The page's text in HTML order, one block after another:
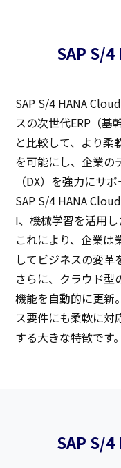
SAP S/4
SAP S/4 HANA
スの次世代ERP（基
と比較して、より柔
を可能にし、企業の
（DX）を強力にサポ
SAP S/4 HANA
I、機械学習を活用し
これにより、企業は
してビジネスの変革
さらに、クラウド型
機能を自動的に更新
ス要件にも柔軟に対
する大きな特徴です。
SAP S/4